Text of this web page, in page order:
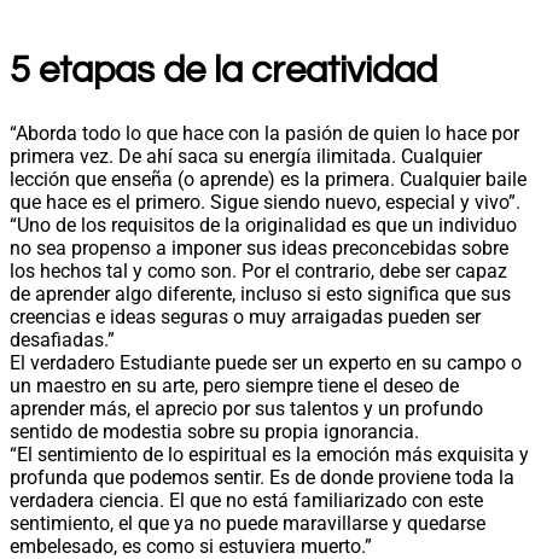
5 etapas de la creatividad
“Aborda todo lo que hace con la pasión de quien lo hace por
primera vez. De ahí saca su energía ilimitada. Cualquier
lección que enseña (o aprende) es la primera. Cualquier baile
que hace es el primero. Sigue siendo nuevo, especial y vivo”.
“Uno de los requisitos de la originalidad es que un individuo
no sea propenso a imponer sus ideas preconcebidas sobre
los hechos tal y como son. Por el contrario, debe ser capaz
de aprender algo diferente, incluso si esto significa que sus
creencias e ideas seguras o muy arraigadas pueden ser
desafiadas.”
El verdadero Estudiante puede ser un experto en su campo o
un maestro en su arte, pero siempre tiene el deseo de
aprender más, el aprecio por sus talentos y un profundo
sentido de modestia sobre su propia ignorancia.
“El sentimiento de lo espiritual es la emoción más exquisita y
profunda que podemos sentir. Es de donde proviene toda la
verdadera ciencia. El que no está familiarizado con este
sentimiento, el que ya no puede maravillarse y quedarse
embelesado, es como si estuviera muerto.”